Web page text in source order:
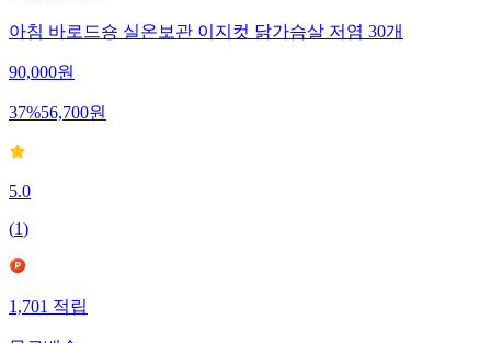
아침 바로드숑 실온보관 이지컷 닭가슴살 저염 30개
90,000원
37%56,700원
5.0
(1)
1,701적립